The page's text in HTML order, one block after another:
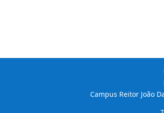
Campus Reitor João